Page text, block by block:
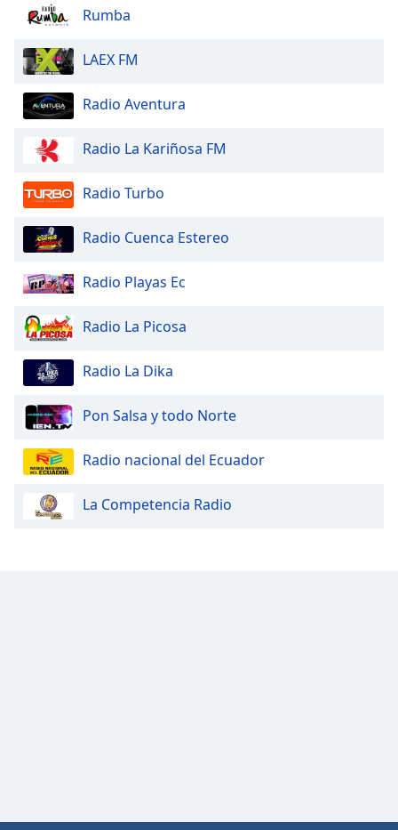
dialog
window.
Escape
cancel
and
window.
Text
Color
Opacity
Background
Color
Rumba
LAEX FM
Radio Aventura
Radio La Kariñosa FM
Radio Turbo
Radio Cuenca Estereo
Radio Playas Ec
Radio La Picosa
Radio La Dika
Pon Salsa y todo Norte
Radio nacional del Ecuador
La Competencia Radio